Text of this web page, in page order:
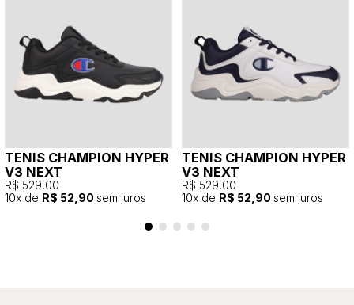
TENIS CHAMPION HYPER
V3 NEXT
R$ 529,00
10x de R$ 52,90 sem juros
TENIS CHAMPION HYPER
V3 NEXT
R$ 529,00
10x de R$ 52,90 sem juros